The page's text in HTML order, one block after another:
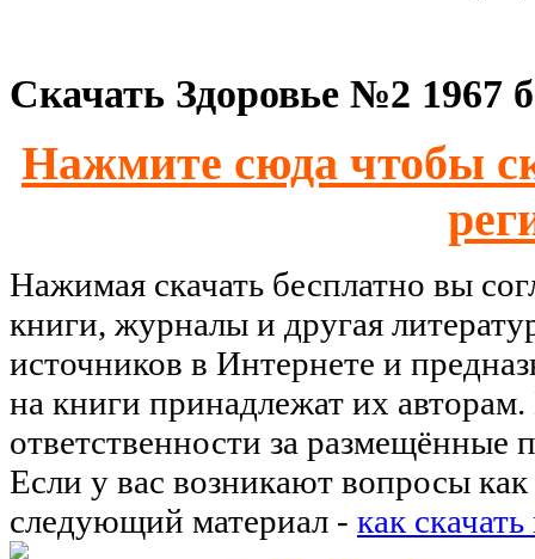
Скачать Здоровье №2 1967
Нажмите сюда чтобы
Нажимая скачать бесплатно вы
книги, журналы и другая
источников в Интернете и
на книги принадлежат их
ответственности за размещённые
Если у вас возникают вопросы как
следующий материал - как